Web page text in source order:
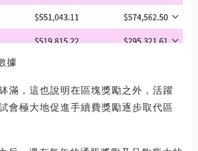
據
滿，這也說明在區塊獎勵之外，活躍
會極大地促進手續費獎勵逐步取代區